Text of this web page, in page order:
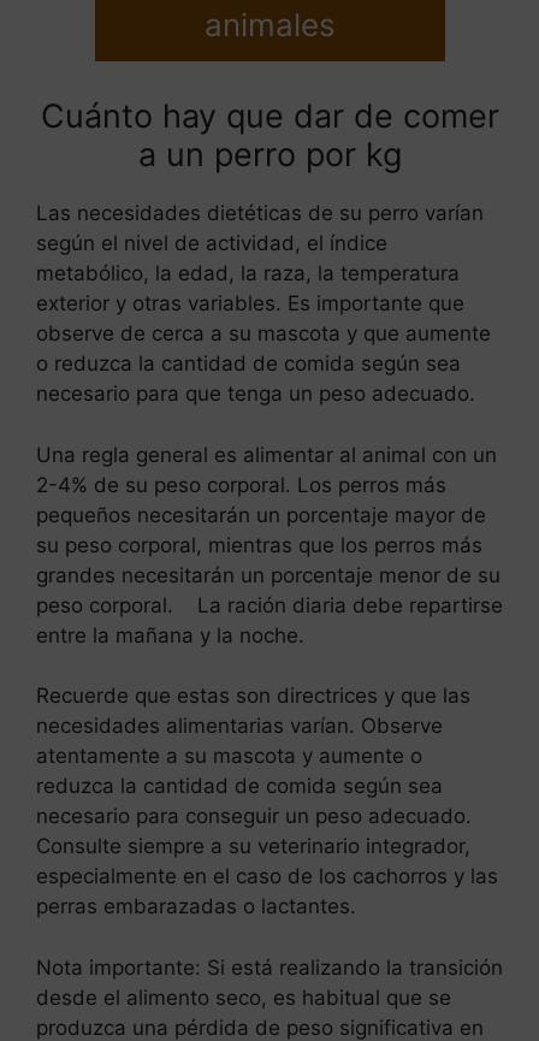
animales
Cuánto hay que dar de comer
a un perro por kg
Las necesidades dietéticas de su perro varían
según el nivel de actividad, el índice
metabólico, la edad, la raza, la temperatura
exterior y otras variables. Es importante que
observe de cerca a su mascota y que aumente
o reduzca la cantidad de comida según sea
necesario para que tenga un peso adecuado.
Una regla general es alimentar al animal con un
2-4% de su peso corporal. Los perros más
pequeños necesitarán un porcentaje mayor de
su peso corporal, mientras que los perros más
grandes necesitarán un porcentaje menor de su
peso corporal. La ración diaria debe repartirse
entre la mañana y la noche.
Recuerde que estas son directrices y que las
necesidades alimentarias varían. Observe
atentamente a su mascota y aumente o
reduzca la cantidad de comida según sea
necesario para conseguir un peso adecuado.
Consulte siempre a su veterinario integrador,
especialmente en el caso de los cachorros y las
perras embarazadas o lactantes.
Nota importante: Si está realizando la transición
desde el alimento seco, es habitual que se
produzca una pérdida de peso significativa en